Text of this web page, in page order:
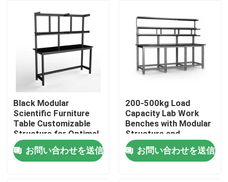
VRショー
企業情報
会社案内
品質管理
お問い合わせ
Black Modular
Scientific Furniture
Table Customizable
Structure for Optimal
Functionality and
Space Utilization
お問い合わせを送信
200-500kg Load
Capacity Lab Work
Benches with Modular
Structure and
Optional Accessories
お問い合わせを送信